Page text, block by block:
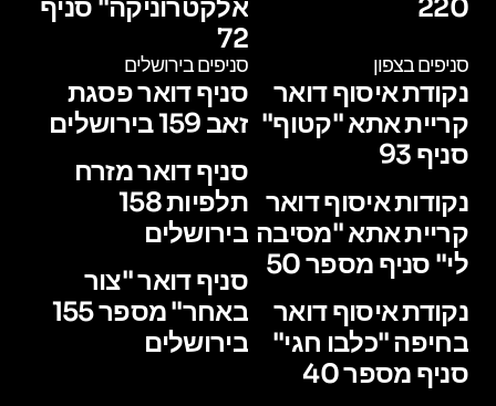
220
אלקטרוניקה" סניף
72
סניפים בצפון
נקודת איסוף דואר
קריית אתא "קטוף"
סניף 93
נקודות איסוף דואר
קריית אתא "מסיבה
לי" סניף מספר 50
נקודת איסוף דואר
בחיפה "כלבו חגי"
סניף מספר 40
סניפים בירושלים
סניף דואר פסגת
זאב 159 בירושלים
סניף דואר מזרח
תלפיות 158
בירושלים
סניף דואר "צור
באחר" מספר 155
בירושלים